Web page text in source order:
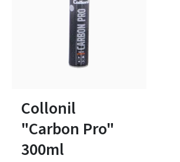
Collonil
"Carbon Pro"
300ml